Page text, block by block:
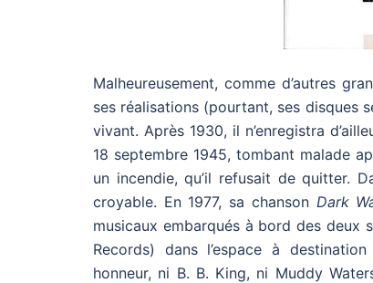
Malheureusement, comme d’autres
ses réalisations (pourtant, ses disques
vivant. Après 1930, il n’enregistra
18 septembre 1945, tombant malade
un incendie, qu’il refusait de quitter.
croyable. En 1977, sa chanson Dark
musicaux embarqués à bord des deux
Records) dans l’espace à
honneur, ni B. B. King, ni Muddy